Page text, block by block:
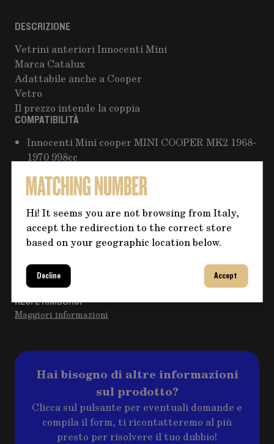
Hi! It seems you are not browsing from Italy,
accept the redirection to the correct store
based on your geographic location below.
Decline Accept
DESCRIZIONE
Vetrini anteriori Innocenti Mini
Marca Catalux
Adattabile anche a Cooper
Vetro
Il prezzo intende la coppia
COMPATIBILITÀ
Innocenti Mini cooper MINI COOPER MK2 1968-
1970 998cc
998cc
Merchant:
CONSEGNA EXPRESS
METODO DI PAGAMENTO
Bonifico
RESI E RIMBORSI
Maggiori informazioni
Hai bisogno di altre informazioni
sul prodotto?
Clicca sul pulsante per eventuali domande e
compila il form, ti ricontatteremo al più
presto per risolvere il tuo dubbio!